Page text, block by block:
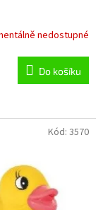
nedostupné
Do košíku
Kód: 3570